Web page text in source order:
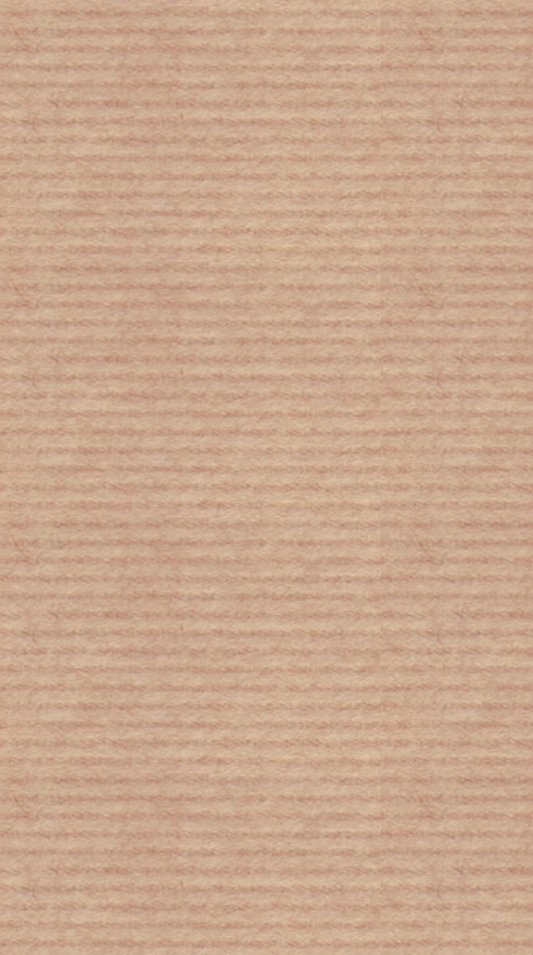
Ο πλανήτης εκπέμπει «SOS»: Κάτι
πολύ ανησυχητικό συνέβη στη Γη τον
φετινό Νοέμβριο
272 εκατομμύρια μετανάστες σε
ολόκληρο τον κόσμο